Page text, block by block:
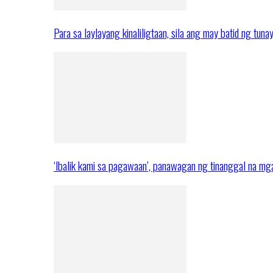
Para sa laylayang kinaliligtaan, sila ang may batid ng
‘Ibalik kami sa pagawaan’, panawagan ng tinanggal na